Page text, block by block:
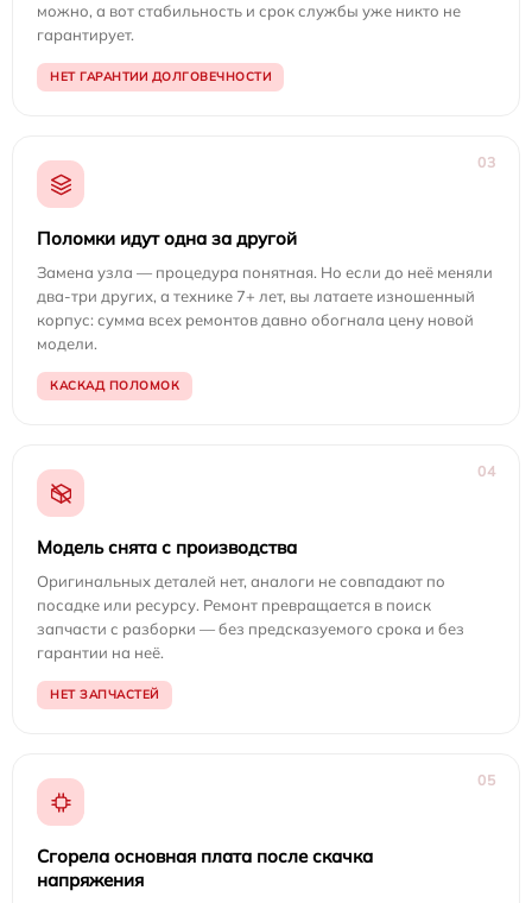
можно, а вот стабильность и срок службы уже никто не
гарантирует.
НЕТ ГАРАНТИИ ДОЛГОВЕЧНОСТИ
03
Поломки идут одна за другой
Замена узла — процедура понятная. Но если до неё меняли
два-три других, а технике 7+ лет, вы латаете изношенный
корпус: сумма всех ремонтов давно обогнала цену новой
модели.
КАСКАД ПОЛОМОК
04
Модель снята с производства
Оригинальных деталей нет, аналоги не совпадают по
посадке или ресурсу. Ремонт превращается в поиск
запчасти с разборки — без предсказуемого срока и без
гарантии на неё.
НЕТ ЗАПЧАСТЕЙ
05
Сгорела основная плата после скачка
напряжения